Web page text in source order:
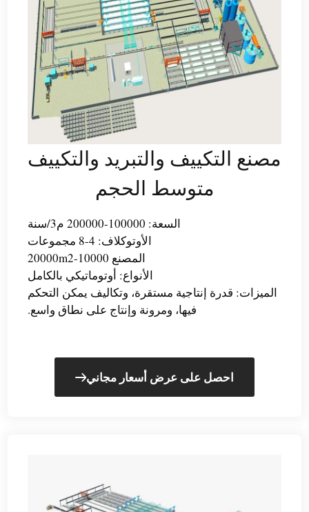
مصنع التكييف والتبريد والتكييف
متوسط الحجم
السعة: 100000-200000 م3/سنة
الأوتوكلاف: 4-8 مجموعات
المصنع 10000-20000m2
الأنواع: أوتوماتيكي بالكامل
الميزات: قدرة إنتاجية مستقرة، وتكاليف يمكن التحكم
فيها، ومرونة وإنتاج على نطاق واسع.
احصل على عرض أسعار مجاني